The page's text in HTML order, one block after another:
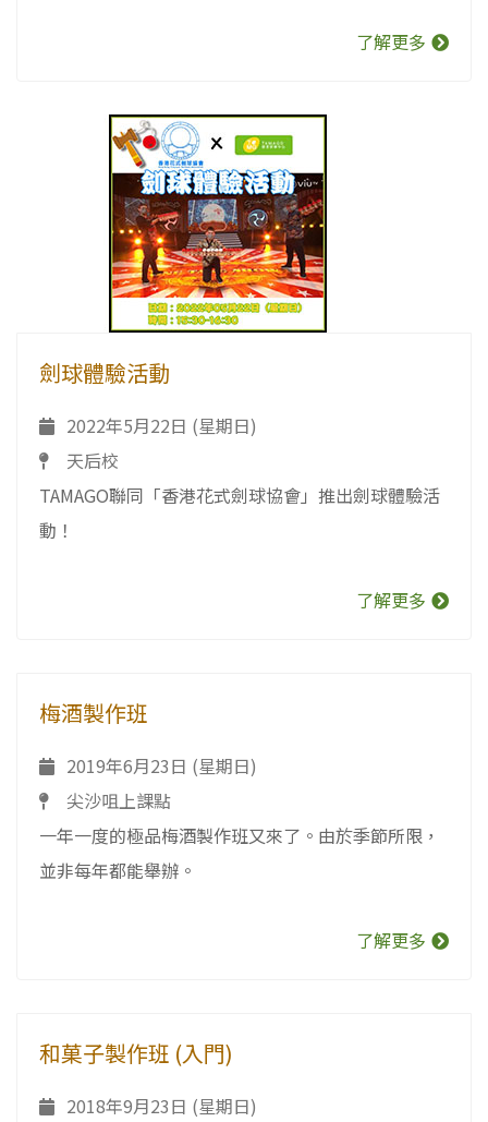
了解更多
劍球體驗活動
2022年5月22日 (星期日)
天后校
TAMAGO聯同「香港花式劍球協會」推出劍球體驗活
動！
了解更多
梅酒製作班
2019年6月23日 (星期日)
尖沙咀上課點
一年一度的極品梅酒製作班又來了。由於季節所限，
並非每年都能舉辦。
了解更多
和菓子製作班 (入門)
2018年9月23日 (星期日)